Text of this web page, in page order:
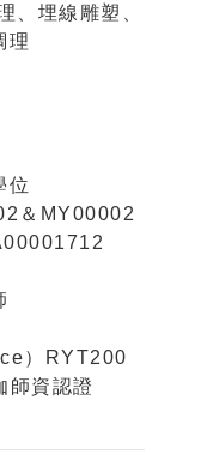
、埋線雕塑、
理
位
＆MY00002
）RYT200
師資認證